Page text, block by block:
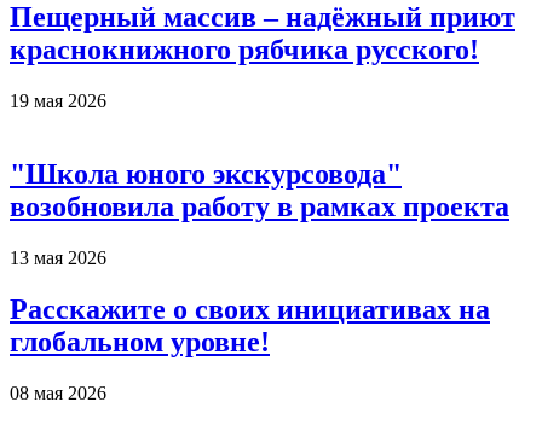
Пещерный массив – надёжный приют
краснокнижного рябчика русского!
19 мая 2026
"Школа юного экскурсовода"
возобновила работу в рамках проекта
13 мая 2026
Расскажите о своих инициативах на
глобальном уровне!
08 мая 2026